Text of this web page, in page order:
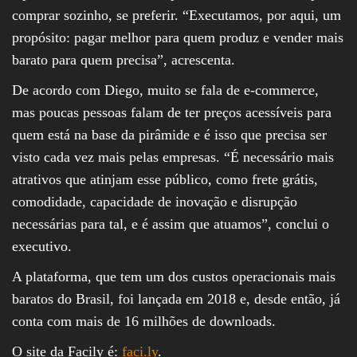
comprar sozinho, se preferir. “Executamos, por aqui, um
propósito: pagar melhor para quem produz e vender mais
barato para quem precisa”, acrescenta.
De acordo com Diego, muito se fala de e-commerce,
mas poucas pessoas falam de ter preços acessíveis para
quem está na base da pirâmide e é isso que precisa ser
visto cada vez mais pelas empresas. “É necessário mais
atrativos que atinjam esse público, como frete grátis,
comodidade, capacidade de inovação e disrupção
necessárias para tal, e é assim que atuamos”, conclui o
executivo.
A plataforma, que tem um dos custos operacionais mais
baratos do Brasil, foi lançada em 2018 e, desde então, já
conta com mais de 16 milhões de downloads.
O site da Facily é: faci.ly.